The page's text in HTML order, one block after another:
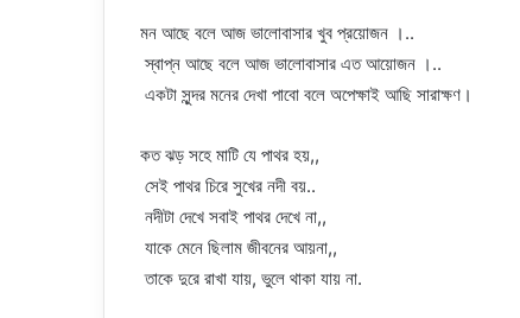
মন আছে বলে আজ ভালোবাসার খুব প্রয়োজন ।..
স্বাপ্ন আছে বলে আজ ভালোবাসার এত আয়োজন ।..
একটা সুন্দর মনের দেখা পাবো বলে অপেক্ষাই আছি সারাক্ষণ।
কত ঝড় সহে মাটি যে পাথর হয়,,
সেই পাথর চিরে সুখের নদী বয়..
নদীটা দেখে সবাই পাথর দেখে না,,
যাকে মেনে ছিলাম জীবনের আয়না,,
তাকে দুরে রাখা যায়, ভুলে থাকা যায় না.